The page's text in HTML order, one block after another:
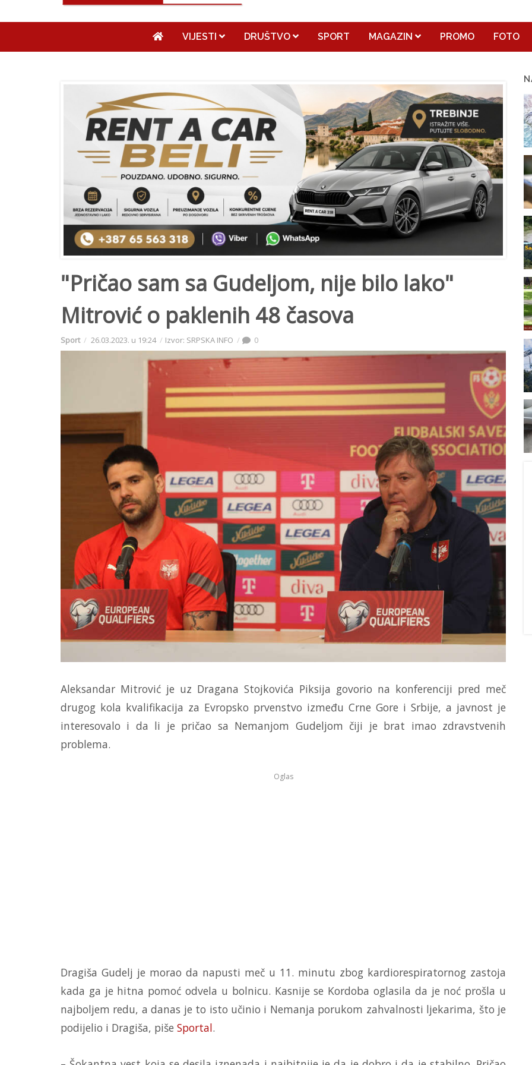
VIJESTI DRUŠTVO SPORT MAGAZIN PROMO FOTO
"Pričao sam sa Gudeljom, nije bilo lako"
Mitrović o paklenih 48 časova
Sport 26.03.2023. u 19:24 Izvor: SRPSKA INFO 0
Aleksandar Mitrović je uz Dragana Stojkovića Piksija govorio na konferenciji pred meč
drugog kola kvalifikacija za Evropsko prvenstvo između Crne Gore i Srbije, a javnost je
interesovalo i da li je pričao sa Nemanjom Gudeljom čiji je brat imao zdravstvenih
problema.
Oglas
Dragiša Gudelj je morao da napusti meč u 11. minutu zbog kardiorespiratornog zastoja
kada ga je hitna pomoć odvela u bolnicu. Kasnije se Kordoba oglasila da je noć prošla u
najboljem redu, a danas je to isto učinio i Nemanja porukom zahvalnosti ljekarima, što je
podijelio i Dragiša, piše Sportal.